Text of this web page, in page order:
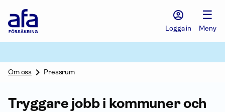
Försäkring
Logga in
☰
Meny
Om oss Pressrum
Tryggare jobb i kommuner och